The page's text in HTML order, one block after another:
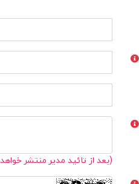
(بعد از تائید مدیر منتشر